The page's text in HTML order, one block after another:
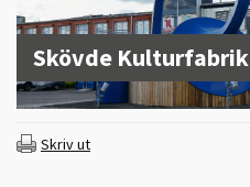
Skövde Kulturfabrik
Skriv ut